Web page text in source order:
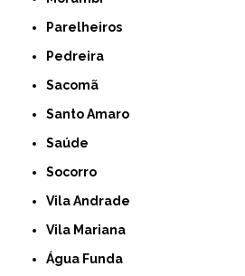
Parelheiros
Pedreira
Sacomã
Santo Amaro
Saúde
Socorro
Vila Andrade
Vila Mariana
Água Funda